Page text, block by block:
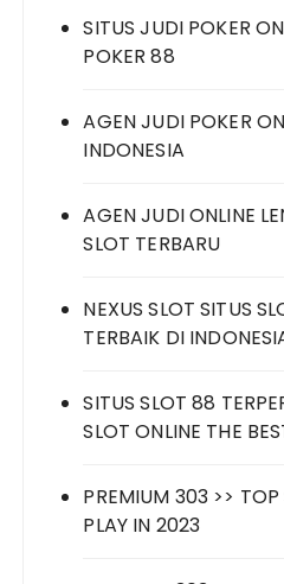
SITUS JUDI POKER
POKER 88
AGEN JUDI POKER
INDONESIA
AGEN JUDI ONLINE
SLOT TERBARU
NEXUS SLOT SITUS
TERBAIK DI
SITUS SLOT 88
SLOT ONLINE THE
PREMIUM 303 >>
PLAY IN 2023